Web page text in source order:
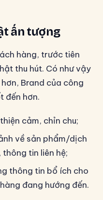
ấn tượng
hàng, trước tiên
thu hút. Có như vậy
Brand của công
đến hơn.
cảm, chỉn chu;
về sản phẩm/dịch
tin liên hệ;
thông tin bổ ích cho
đang hướng đến.